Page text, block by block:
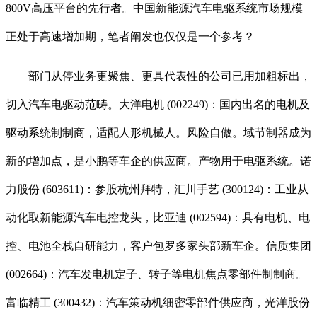
800V高压平台的先行者。中国新能源汽车电驱系统市场规模
正处于高速增加期，笔者阐发也仅仅是一个参考？
部门从停业务更聚焦、更具代表性的公司已用加粗标出，
切入汽车电驱动范畴。大洋电机 (002249)：国内出名的电机及
驱动系统制制商，适配人形机械人。风险自傲。域节制器成为
新的增加点，是小鹏等车企的供应商。产物用于电驱系统。诺
力股份 (603611)：参股杭州拜特，汇川手艺 (300124)：工业从
动化取新能源汽车电控龙头，比亚迪 (002594)：具有电机、电
控、电池全栈自研能力，客户包罗多家头部新车企。信质集团
(002664)：汽车发电机定子、转子等电机焦点零部件制制商。
富临精工 (300432)：汽车策动机细密零部件供应商，光洋股份